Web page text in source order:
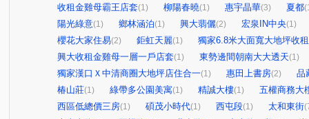
收租金雞母霸王店套(1) 柳陽春曉(1) 惠宇晶華(3) 夏都
陽光綠意(1) 鄉林涵泊(1) 興大翡儷(2) 宏泉IN中央(1)
櫻花大家住易(2) 鉅虹天麗(1)
獨家6.8米大面寬大地坪收
興大收租金雞母一層一戶店套(1) 東勢邊間朝南大大透天(1)
獨家漢口Ｘ中清商圈大地坪店住合一(1) 惠田上書房(2)
品
椿山莊(1) 綠帶多公園美寓(1) 精誠大樓(1)
五權商務大
西區低總價三房(1) 碩茂小時代(1) 西屯段(1) 太和東街